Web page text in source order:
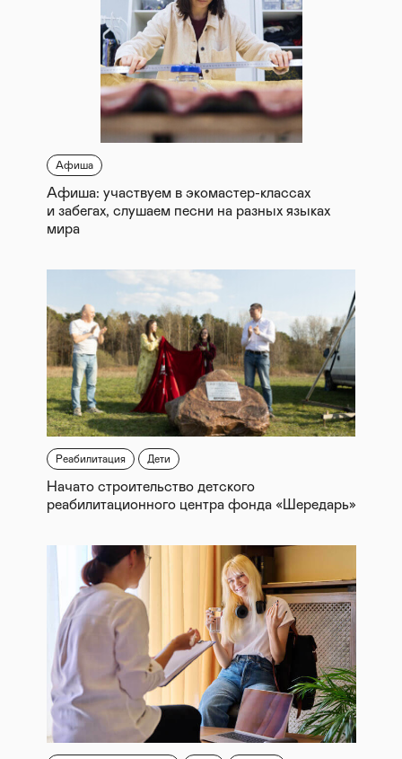
Афиша
Афиша: участвуем в экомастер-классах
и забегах, слушаем песни на разных языках
мира
Реабилитация Дети
Начато строительство детского
реабилитационного центра фонда «Шередарь»